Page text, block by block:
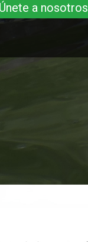
Únete a nosotros